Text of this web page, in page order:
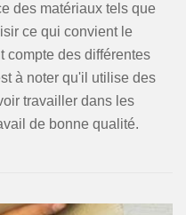
des matériaux tels que
ce qui convient le
compte des différentes
à noter qu'il utilise des
travailler dans les
de bonne qualité.